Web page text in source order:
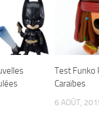
Test Funko
Caraïbes
6 AOÛT,